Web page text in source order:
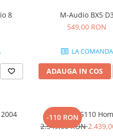
8
M-Audio BX5 D3
549,00 RON
LA COMANDA
ADAUGA IN COS
-110 RON
Casio CDP-S110
2.549,00 RON